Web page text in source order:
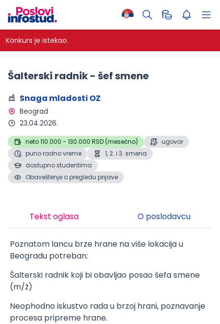
Konkurs je istekao.
Šalterski radnik - šef smene
Snaga mladosti OZ
Beograd
23.04.2026.
neto 110.000 - 130.000 RSD (mesečno)
ugovor
puno radno vreme
1, 2. i 3. smena
dostupno studentima
Obaveštenje o pregledu prijave
Tekst oglasa O poslodavcu
Poznatom lancu brze hrane na više lokacija u
Beogradu potreban:
Šalterski radnik koji bi obavljao posao šefa smene
(m/ž)
Neophodno iskustvo rada u brzoj hrani, poznavanje
procesa pripreme hrane.